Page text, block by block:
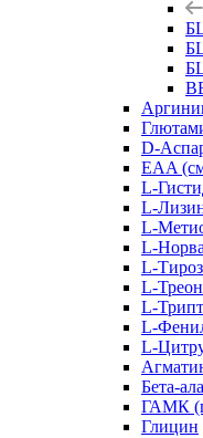
D-
EAA
L-
L-
L-
L-
L-
L-
L-
L-
L-
Бета-
ГАМК
Глицин